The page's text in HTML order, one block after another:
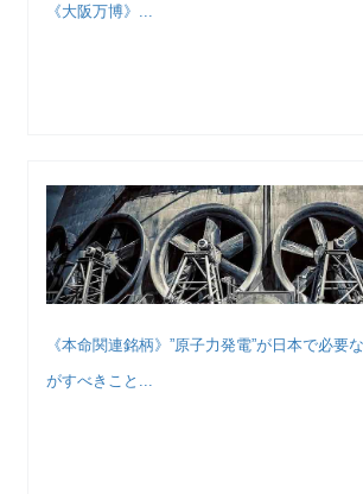
《大阪万博》...
《本命関連銘柄》”原子力発電”が日本で必要
がすべきこと...